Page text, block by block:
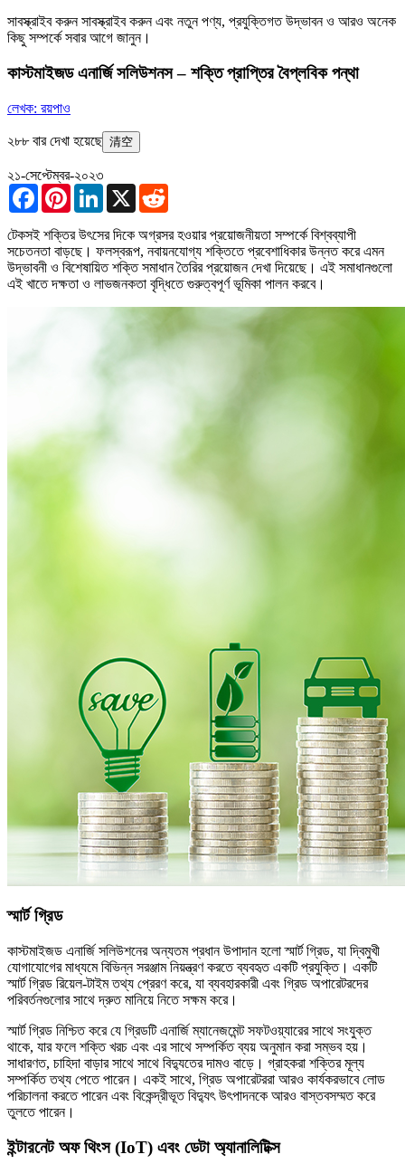
সাবস্ক্রাইব করুন সাবস্ক্রাইব করুন এবং নতুন পণ্য, প্রযুক্তিগত উদ্ভাবন ও আরও অনেক
কিছু সম্পর্কে সবার আগে জানুন।
কাস্টমাইজড এনার্জি সলিউশনস – শক্তি প্রাপ্তির বৈপ্লবিক পন্থা
লেখক: রয়পাও
২৮৮ বার দেখা হয়েছে 清空
২১-সেপ্টেম্বর-২০২৩
FacebookPinterestLinkedIn
X
টেকসই শক্তির উৎসের দিকে অগ্রসর হওয়ার প্রয়োজনীয়তা সম্পর্কে বিশ্বব্যাপী
সচেতনতা বাড়ছে। ফলস্বরূপ, নবায়নযোগ্য শক্তিতে প্রবেশাধিকার উন্নত করে এমন
উদ্ভাবনী ও বিশেষায়িত শক্তি সমাধান তৈরির প্রয়োজন দেখা দিয়েছে। এই সমাধানগুলো
এই খাতে দক্ষতা ও লাভজনকতা বৃদ্ধিতে গুরুত্বপূর্ণ ভূমিকা পালন করবে।
স্মার্ট গ্রিড
কাস্টমাইজড এনার্জি সলিউশনের অন্যতম প্রধান উপাদান হলো স্মার্ট গ্রিড, যা দ্বিমুখী
যোগাযোগের মাধ্যমে বিভিন্ন সরঞ্জাম নিয়ন্ত্রণ করতে ব্যবহৃত একটি প্রযুক্তি। একটি
স্মার্ট গ্রিড রিয়েল-টাইম তথ্য প্রেরণ করে, যা ব্যবহারকারী এবং গ্রিড অপারেটরদের
পরিবর্তনগুলোর সাথে দ্রুত মানিয়ে নিতে সক্ষম করে।
স্মার্ট গ্রিড নিশ্চিত করে যে গ্রিডটি এনার্জি ম্যানেজমেন্ট সফটওয়্যারের সাথে সংযুক্ত
থাকে, যার ফলে শক্তি খরচ এবং এর সাথে সম্পর্কিত ব্যয় অনুমান করা সম্ভব হয়।
সাধারণত, চাহিদা বাড়ার সাথে সাথে বিদ্যুতের দামও বাড়ে। গ্রাহকরা শক্তির মূল্য
সম্পর্কিত তথ্য পেতে পারেন। একই সাথে, গ্রিড অপারেটররা আরও কার্যকরভাবে লোড
পরিচালনা করতে পারেন এবং বিকেন্দ্রীভূত বিদ্যুৎ উৎপাদনকে আরও বাস্তবসম্মত করে
তুলতে পারেন।
ইন্টারনেট অফ থিংস (IoT) এবং ডেটা অ্যানালিটিক্স